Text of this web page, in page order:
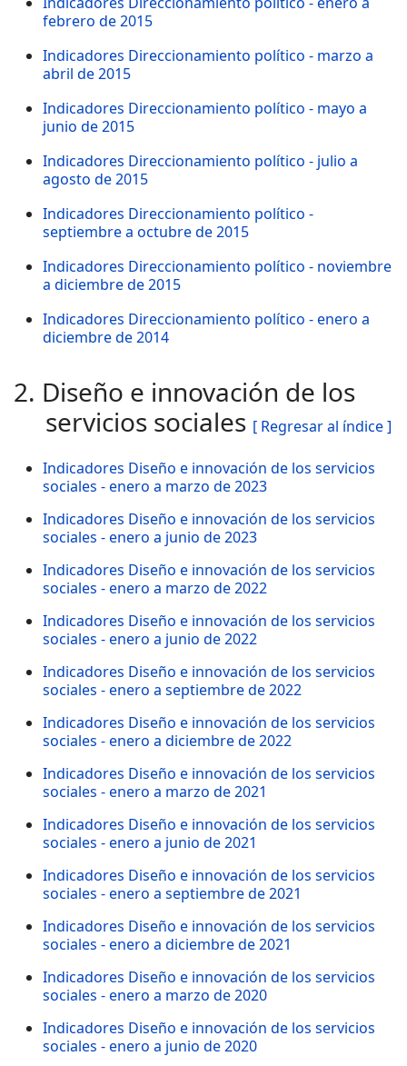
febrero de 2015
Indicadores Direccionamiento político - marzo a
abril de 2015
Indicadores Direccionamiento político - mayo a
junio de 2015
Indicadores Direccionamiento político - julio a
agosto de 2015
Indicadores Direccionamiento político -
septiembre a octubre de 2015
Indicadores Direccionamiento político - noviembre
a diciembre de 2015
Indicadores Direccionamiento político - enero a
diciembre de 2014
2. Diseño e innovación de los
servicios sociales [ Regresar al índice ]
Indicadores Diseño e innovación de los servicios
sociales - enero a marzo de 2023
Indicadores Diseño e innovación de los servicios
sociales - enero a junio de 2023
Indicadores Diseño e innovación de los servicios
sociales - enero a marzo de 2022
Indicadores Diseño e innovación de los servicios
sociales - enero a junio de 2022
Indicadores Diseño e innovación de los servicios
sociales - enero a septiembre de 2022
Indicadores Diseño e innovación de los servicios
sociales - enero a diciembre de 2022
Indicadores Diseño e innovación de los servicios
sociales - enero a marzo de 2021
Indicadores Diseño e innovación de los servicios
sociales - enero a junio de 2021
Indicadores Diseño e innovación de los servicios
sociales - enero a septiembre de 2021
Indicadores Diseño e innovación de los servicios
sociales - enero a diciembre de 2021
Indicadores Diseño e innovación de los servicios
sociales - enero a marzo de 2020
Indicadores Diseño e innovación de los servicios
sociales - enero a junio de 2020